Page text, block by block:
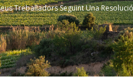
Treballadors Seguint Una